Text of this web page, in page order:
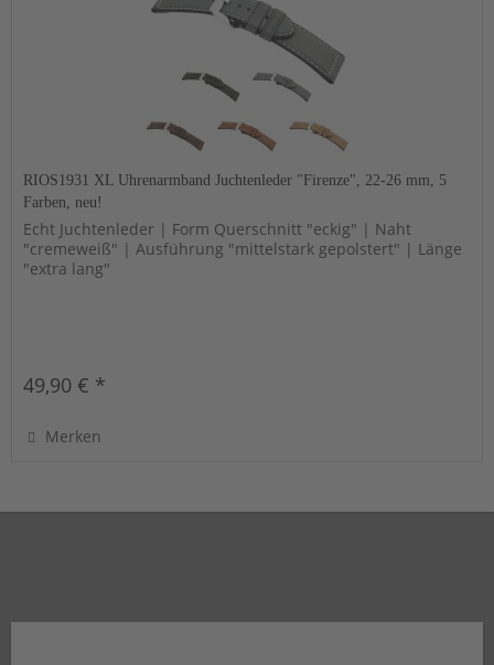
RIOS1931 XL Uhrenarmband Juchtenleder "Firenze", 22-26 mm, 5
Farben, neu!
Echt Juchtenleder | Form Querschnitt "eckig" | Naht
"cremeweiß" | Ausführung "mittelstark gepolstert" | Länge
"extra lang"
49,90 € *
Merken